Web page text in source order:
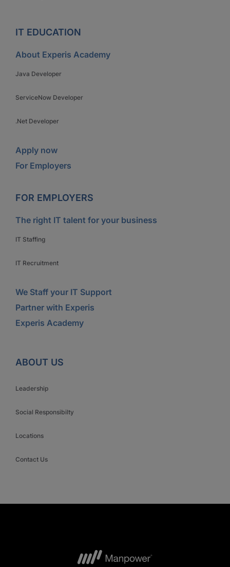
IT EDUCATION
About Experis Academy
Java Developer
ServiceNow Developer
.Net Developer
Apply now
For Employers
FOR EMPLOYERS
The right IT talent for your business
IT Staffing
IT Recruitment
We Staff your IT Support
Partner with Experis
Experis Academy
ABOUT US
Leadership
Social Responsibilty
Locations
Contact Us